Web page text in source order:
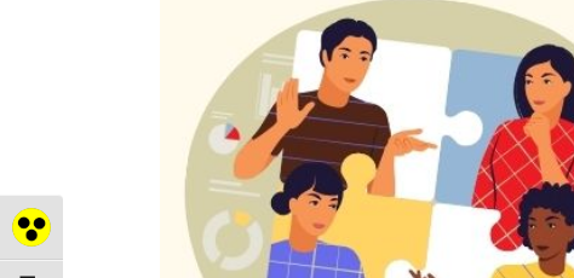
Nagy kontraszt váltása